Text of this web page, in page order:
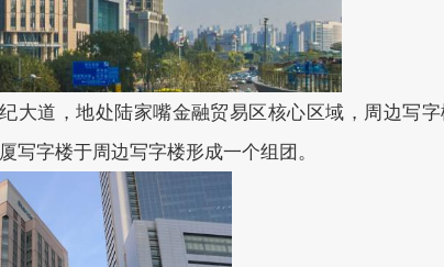
，地处陆家嘴金融贸易区核心区域，周边写字楼
写字楼于周边写字楼形成一个组团。